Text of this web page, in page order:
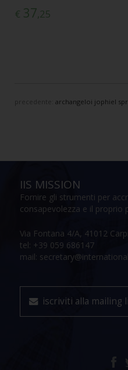
€ 37,25
precedente: archangeloi jophiel
IIS MISSION
Fornire gli strumenti per
consapevolezza e il proprio
Via Fontana 4/A, 41012
tel: +39 059 686147
mail:
iscriviti alla mailing